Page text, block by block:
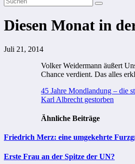
Diesen Monat in
Juli 21, 2014
Volker Weidermann äußert
Chance verdient. Das alles
Beitragsnavigation
45 Jahre Mondlandung – die
Karl Albrecht gestorben
Ähnliche Beiträge
Friedrich Merz: eine umgekehrte
Erste Frau an der Spitze der UN?